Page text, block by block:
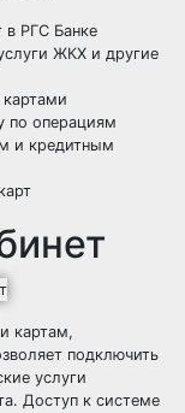
в РГС Банке
ЖКХ и другие
по операциям
и кредитным
картам,
подключить
услуги
Доступ к системе